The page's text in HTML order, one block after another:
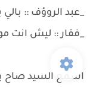
_عبد الروؤف ::
_فقار :: ليش انت مو
اسمع السيد صاح